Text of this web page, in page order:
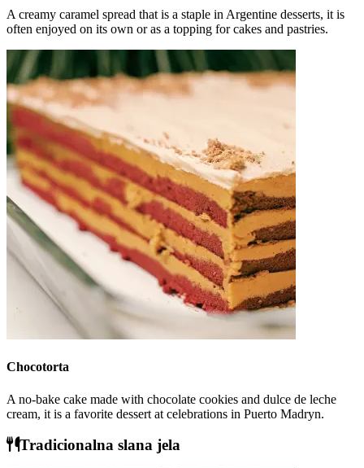
A creamy caramel spread that is a staple in Argentine desserts, it is
often enjoyed on its own or as a topping for cakes and pastries.
Chocotorta
A no-bake cake made with chocolate cookies and dulce de leche
cream, it is a favorite dessert at celebrations in Puerto Madryn.
Tradicionalna slana jela